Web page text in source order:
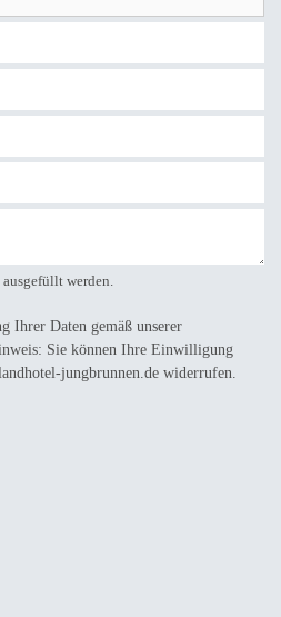
werden.
Ihrer Daten gemäß unserer
Sie können Ihre Einwilligung
jungbrunnen.de widerrufen.